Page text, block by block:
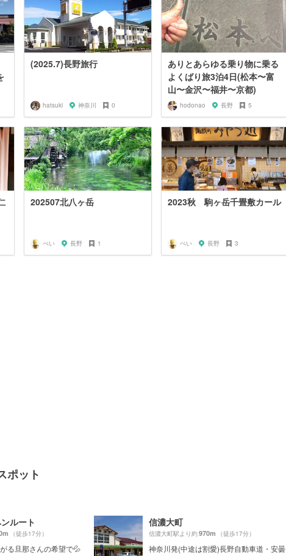
(2025.7)長野旅行
hatsuki 神奈川 0
ありとあらゆる乗り物に乗る
よくばり旅3泊4日(松本〜富
山〜金沢〜福井〜京都)
hodonao 長野 5
202507北八ヶ岳
ぺい 長野 1
2023秋 駒ヶ岳千畳敷カール
ぺい 長野 3
ポット
ルート
（徒歩17分）
る旦那さんの希望で💦
信濃大町
信濃大町駅より約970m （徒歩17分）
神奈川発(中途は割愛)長野自動車道・安曇